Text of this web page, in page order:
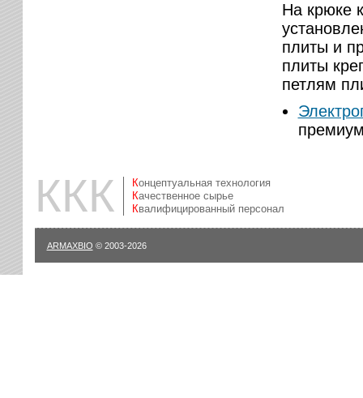
На крюке
плиты и
плиты
петлям
ККК
Концептуальная технология
Качественное сырье
Квалифицированный персонал
ARMAXBIO © 2003-2026